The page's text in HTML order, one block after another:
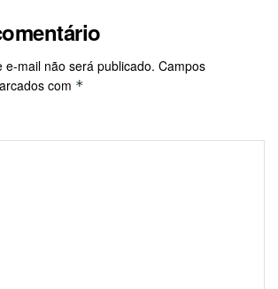
e-mail não será publicado. Campos
com *